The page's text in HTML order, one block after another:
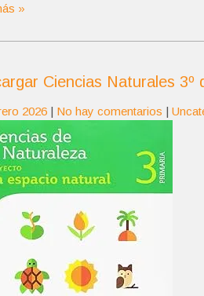
»
Ciencias Naturales
2026 | No hay comentarios |